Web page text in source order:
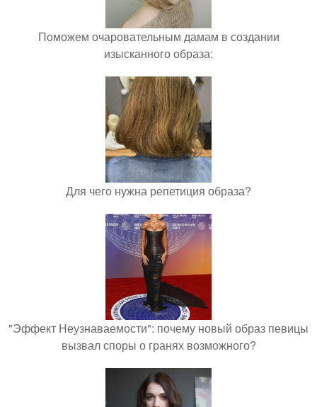
Поможем очаровательным дамам в создании
изысканного образа:
Для чего нужна репетиция образа?
"Эффект Неузнаваемости": почему новый образ певицы
вызвал споры о гранях возможного?